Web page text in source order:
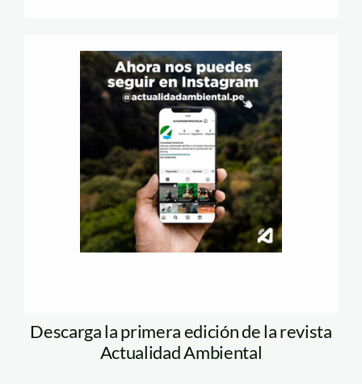
Descarga la primera edición de la revista
Actualidad Ambiental